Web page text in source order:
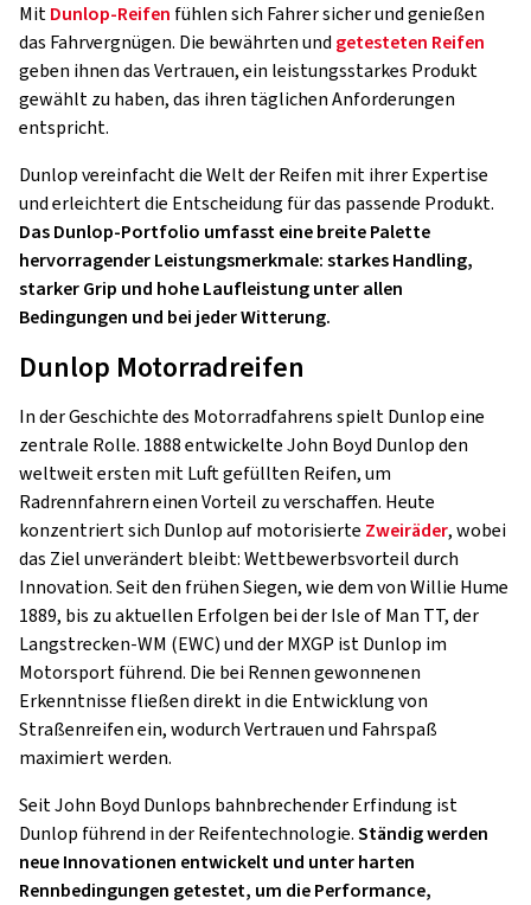
MitDunlop-Reifen fühlen sich Fahrer sicher und genießen
das Fahrvergnügen. Die bewährten und getesteten Reifen
geben ihnen das Vertrauen, ein leistungsstarkes Produkt
gewählt zu haben, das ihren täglichen Anforderungen
entspricht.
Dunlop vereinfacht die Welt der Reifen mit ihrer Expertise
und erleichtert die Entscheidung für das passende Produkt.
Das Dunlop-Portfolio umfasst eine breite Palette
hervorragender Leistungsmerkmale: starkes Handling,
starker Grip und hohe Laufleistung unter allen
Bedingungen und bei jeder Witterung.
Dunlop Motorradreifen
In der Geschichte des Motorradfahrens spielt Dunlop eine
zentrale Rolle. 1888 entwickelte John Boyd Dunlop den
weltweit ersten mit Luft gefüllten Reifen, um
Radrennfahrern einen Vorteil zu verschaffen. Heute
konzentriert sich Dunlop auf motorisierte Zweiräder, wobei
das Ziel unverändert bleibt: Wettbewerbsvorteil durch
Innovation. Seit den frühen Siegen, wie dem von Willie Hume
1889, bis zu aktuellen Erfolgen bei der Isle of Man TT, der
Langstrecken-WM (EWC) und der MXGP ist Dunlop im
Motorsport führend. Die bei Rennen gewonnenen
Erkenntnisse fließen direkt in die Entwicklung von
Straßenreifen ein, wodurch Vertrauen und Fahrspaß
maximiert werden.
Seit John Boyd Dunlops bahnbrechender Erfindung ist
Dunlop führend in der Reifentechnologie.Ständig werden
neue Innovationen entwickelt und unter harten
Rennbedingungen getestet, um die Performance,